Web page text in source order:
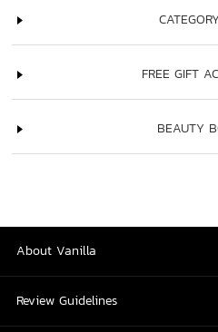
FREE GIFT
BEAUTY
About Vanilla
Review Guidelines